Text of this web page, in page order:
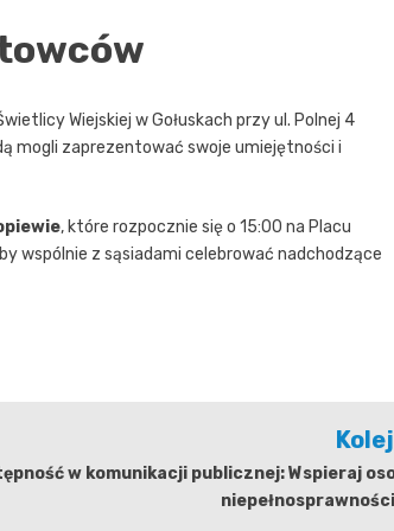
Wiejskiej w Gołuskach przy ul. Polnej 4
mogli zaprezentować swoje umiejętności i
, które rozpocznie się o 15:00 na Placu
wspólnie z sąsiadami celebrować nadchodzące
w komunikacji publicznej: Wspieraj